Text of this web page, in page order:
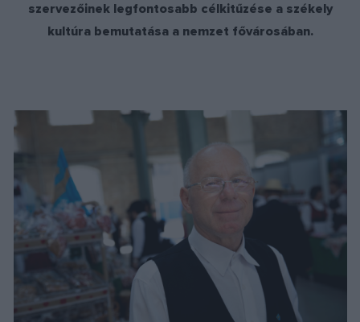
szervezőinek legfontosabb célkitűzése a székely
kultúra bemutatása a nemzet fővárosában.